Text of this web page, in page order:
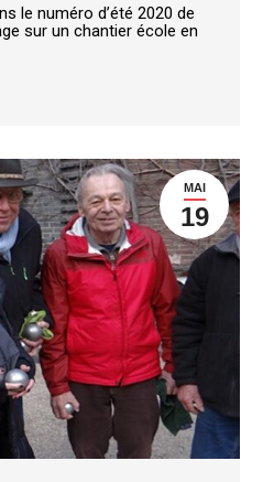
le numéro d’été 2020 de
sur un chantier école en
MAI
19